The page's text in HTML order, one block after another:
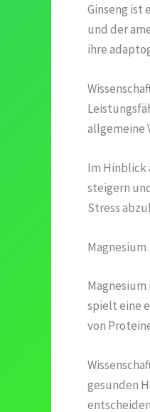
Ginseng ist
und der
ihre
allgemeine
Im Hinblick
steigern
Stress
Magnesium
spielt eine
von
gesunden